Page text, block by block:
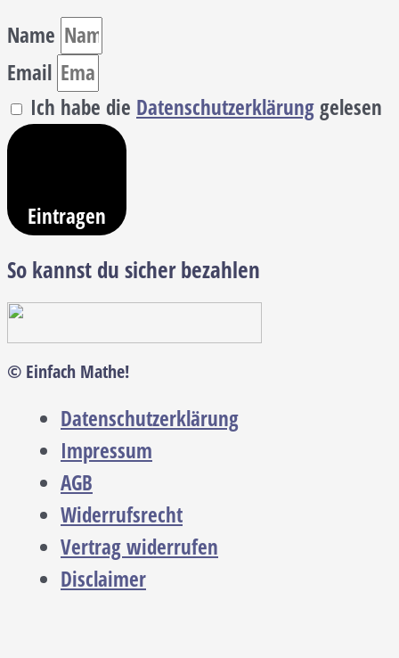
Name
Email
Ich habe die Datenschutzerklärung gelesen
Eintragen
So kannst du sicher bezahlen
© Einfach Mathe!
Datenschutzerklärung
Impressum
AGB
Widerrufsrecht
Vertrag widerrufen
Disclaimer